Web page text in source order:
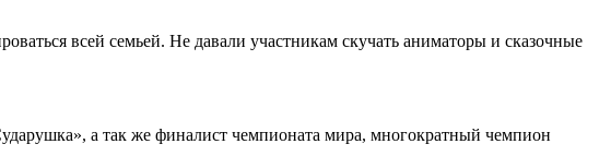
всей семьей. Не давали участникам скучать аниматоры и сказочные
а так же финалист чемпионата мира, многократный чемпион